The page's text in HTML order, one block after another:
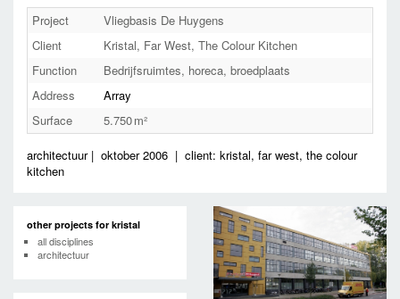
Project
Vliegbasis De Huygens
Client
Kristal, Far West, The Colour Kitchen
Function
Bedrijfsruimtes, horeca, broedplaats
Address
Array
Surface
5.750
architectuur | oktober 2006 | client: kristal, far west, the colour
kitchen
other projects for kristal
all disciplines
architectuur